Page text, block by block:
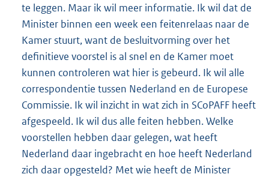
te leggen. Maar ik wil meer informatie. Ik wil dat de
Minister binnen een week een feitenrelaas naar de
Kamer stuurt, want de besluitvorming over het
definitieve voorstel is al snel en de Kamer moet
kunnen controleren wat hier is gebeurd. Ik wil alle
correspondentie tussen Nederland en de Europese
Commissie. Ik wil inzicht in wat zich in SCoPAFF heeft
afgespeeld. Ik wil dus alle feiten hebben. Welke
voorstellen hebben daar gelegen, wat heeft
Nederland daar ingebracht en hoe heeft Nederland
zich daar opgesteld? Met wie heeft de Minister